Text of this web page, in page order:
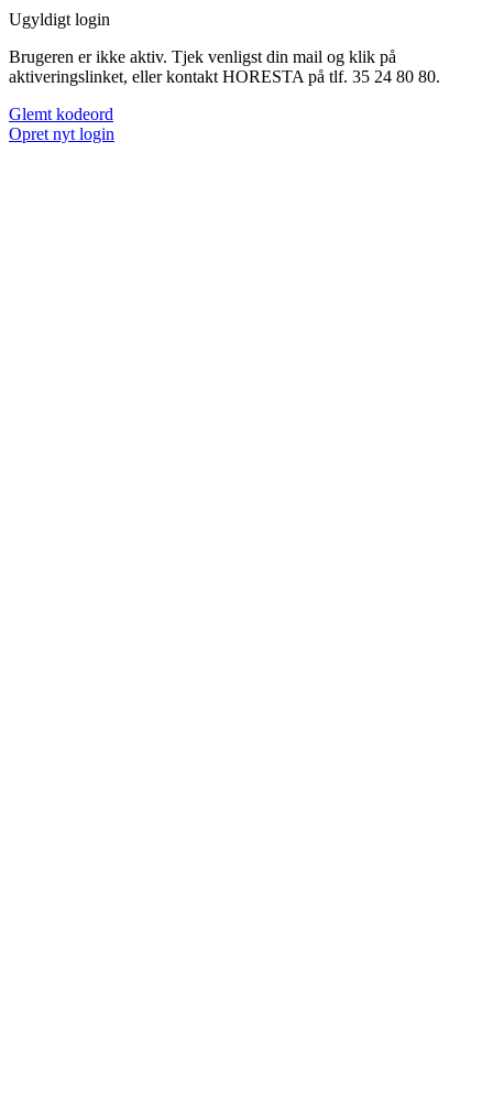
Ugyldigt login
Brugeren er ikke aktiv. Tjek venligst din mail og klik på
aktiveringslinket, eller kontakt HORESTA på tlf. 35 24 80 80.
Glemt kodeord
Opret nyt login